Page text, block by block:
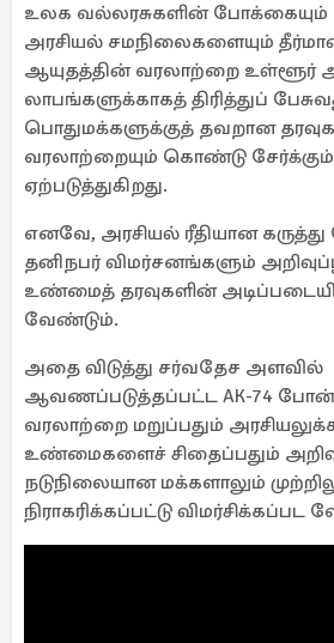
உலக வல்லரசுகளின் போக்கையும்
அரசியல் சமநிலைகளையும்
ஆயுதத்தின் வரலாற்றை உள்ளூர்
லாபங்களுக்காகத் திரித்துப்
பொதுமக்களுக்குத் தவறான
வரலாற்றையும் கொண்டு
ஏற்படுத்துகிறது.
எனவே, அரசியல் ரீதியான கருத்து
தனிநபர் விமர்சனங்களும்
உண்மைத் தரவுகளின்
வேண்டும்.
அதை விடுத்து சர்வதேச அளவில்
ஆவணப்படுத்தப்பட்ட AK-74
வரலாற்றை மறுப்பதும்
உண்மைகளைச் சிதைப்பதும்
நடுநிலையான மக்களாலும்
நிராகரிக்கப்பட்டு